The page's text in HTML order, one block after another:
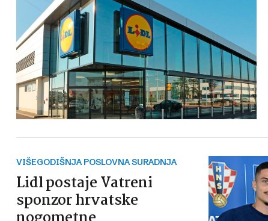
VIŠEGODIŠNJA POSLOVNA SURADNJA
Lidl postaje Vatreni
sponzor hrvatske